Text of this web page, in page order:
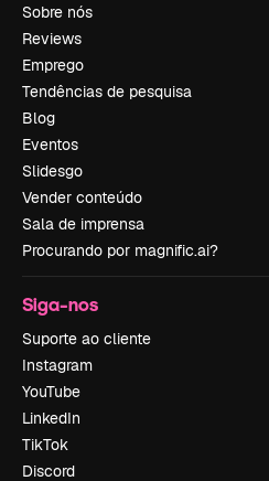
Sobre nós
Reviews
Emprego
Tendências de pesquisa
Blog
Eventos
Slidesgo
Vender conteúdo
Sala de imprensa
Procurando por magnific.ai?
Siga-nos
Suporte ao cliente
Instagram
YouTube
LinkedIn
TikTok
Discord